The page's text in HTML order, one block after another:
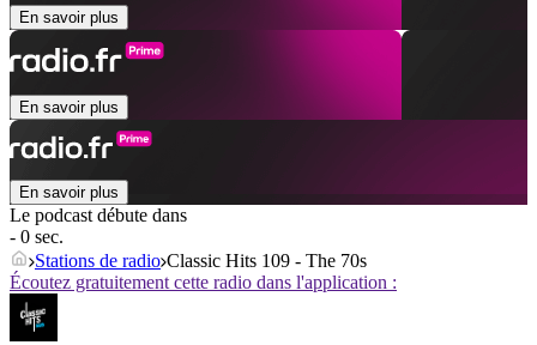
En savoir plus
En savoir plus
En savoir plus
Le podcast débute dans
- 0 sec.
Stations de radio Classic Hits 109 - The 70s
Écoutez gratuitement cette radio dans l'application :